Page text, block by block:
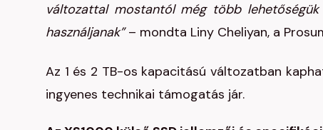
változattal mostantól még több
használjanak”– mondta Liny Cheliyan, a
Az 1 és 2 TB-os kapacitású változatban
ingyenes technikai támogatás jár.